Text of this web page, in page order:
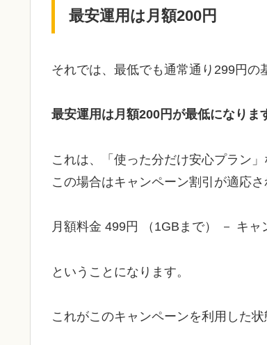
最安運用は月額200円
それでは、最低でも通常通り299円の
最安運用は月額200円が最低になりま
これは、「使った分だけ安心プラン
この場合はキャンペーン割引が適応
月額料金 499円 （1GBまで） － キャ
ということになります。
これがこのキャンペーンを利用した状